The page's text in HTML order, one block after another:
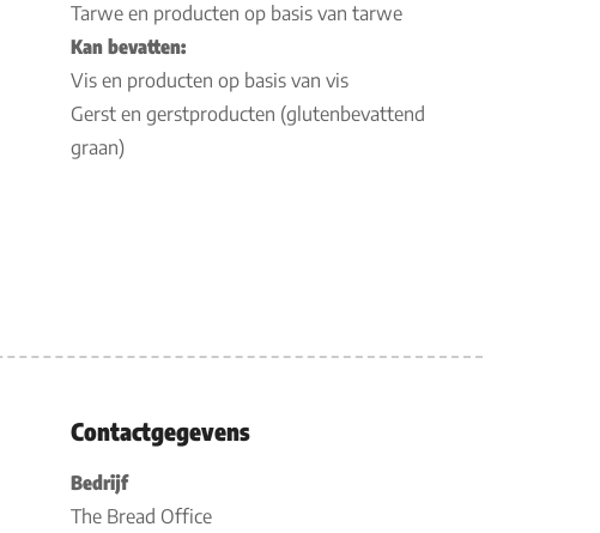
Tarwe en producten op basis van tarwe
Kan bevatten:
Vis en producten op basis van vis
Gerst en gerstproducten (glutenbevattend
graan)
Contactgegevens
Bedrijf
The Bread Office